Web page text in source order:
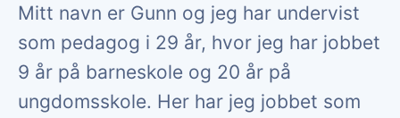
Mitt navn er Gunn og jeg har undervist
som pedagog i 29 år, hvor jeg har jobbet
9 år på barneskole og 20 år på
ungdomsskole. Her har jeg jobbet som